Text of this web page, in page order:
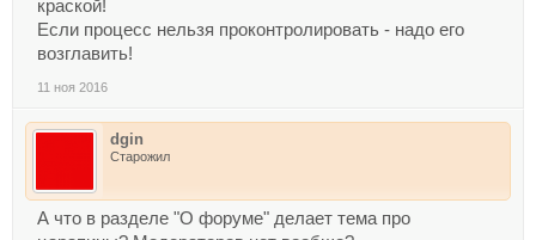
краской!
Если процесс нельзя проконтролировать - надо его
возглавить!
11 ноя 2016
dgin
Старожил
А что в разделе "О форуме" делает тема про